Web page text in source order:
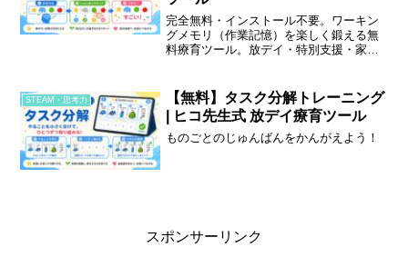
完全無料・インストール不要。ワーキン
グメモリ（作業記憶）を楽しく鍛える無
料療育ツール。放デイ・特別支援・家庭
STEAM・思考力
【無料】タスク分解トレーニング
| ヒコ先生式 放デイ療育ツール
ものごとのじゅんばんをかんがえよう！
スポンサーリンク